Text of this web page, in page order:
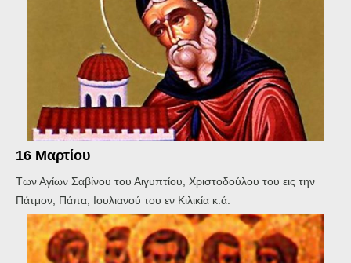
16 Μαρτίου
Των Αγίων Σαβίνου του Αιγυπτίου, Χριστοδούλου του εις την
Πάτμον, Πάπα, Ιουλιανού του εν Κιλικία κ.ά.